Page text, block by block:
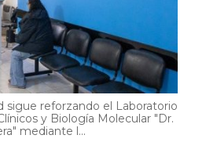
sigue reforzando el Laboratorio
y Biología Molecular "Dr.
mediante l...